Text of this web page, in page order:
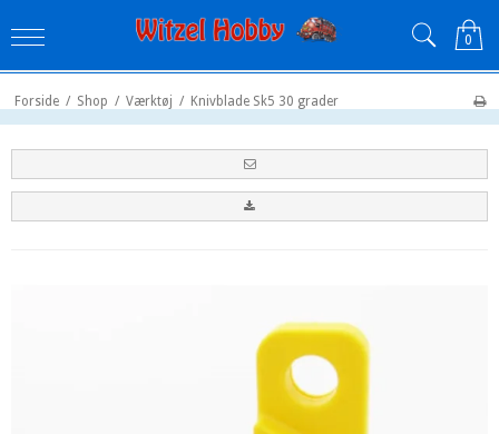
0
Forside / Shop / Værktøj / Knivblade Sk5 30 grader